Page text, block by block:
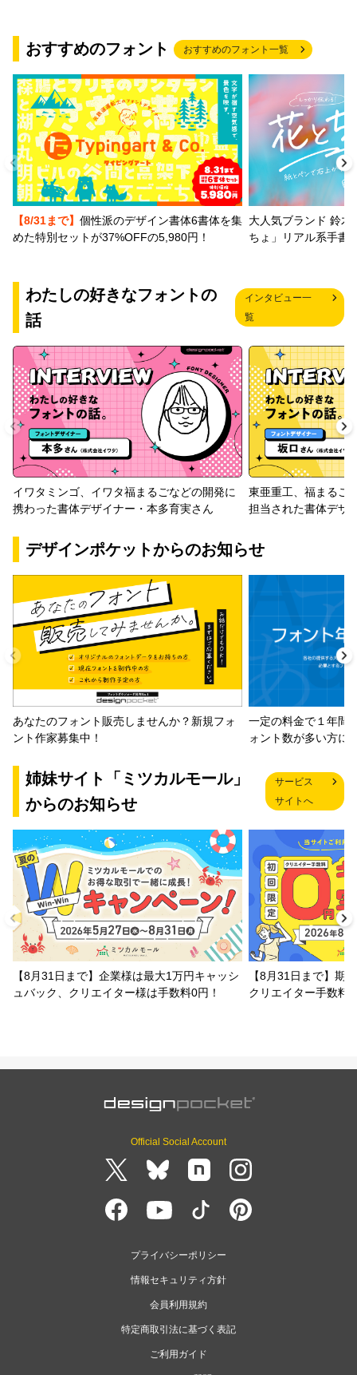
おすすめのフォント おすすめのフォント一覧
【8/31まで】 個性派のデザイン書体6書体を集
めた特別セットが37%OFFの5,980円！
大人気ブランド 鈴木
ちょ」リアル系手書
わたしの好きなフォントの
話
インタビュー一
覧
イワタミンゴ、イワタ福まるごなどの開発に
携わった書体デザイナー・本多育実さん
東亜重工、福まるご
担当された書体デザ
デザインポケットからのお知らせ
あなたのフォント販売しませんか？新規フォ
ント作家募集中！
一定の料金で１年間
ォント数が多い方に
姉妹サイト「ミツカルモール」
からのお知らせ
サービス
サイトへ
【8月31日まで】企業様は最大1万円キャッシ
ュバック、クリエイター様は手数料0円！
【8月31日まで】期
クリエイター手数料
Official Social Account
プライバシーポリシー
情報セキュリティ方針
会員利用規約
特定商取引法に基づく表記
ご利用ガイド